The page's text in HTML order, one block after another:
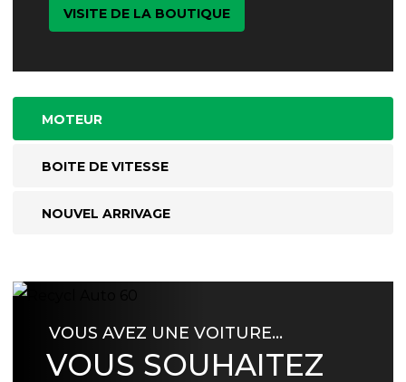
VISITE DE LA BOUTIQUE
MOTEUR
BOITE DE VITESSE
NOUVEL ARRIVAGE
VOUS AVEZ UNE VOITURE…
VOUS SOUHAITEZ